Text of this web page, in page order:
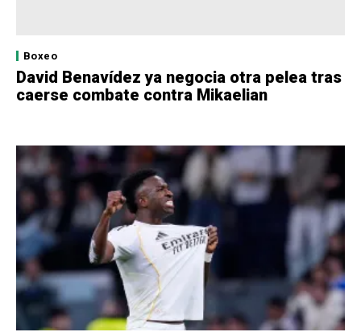
Boxeo
David Benavídez ya negocia otra pelea tras
caerse combate contra Mikaelian